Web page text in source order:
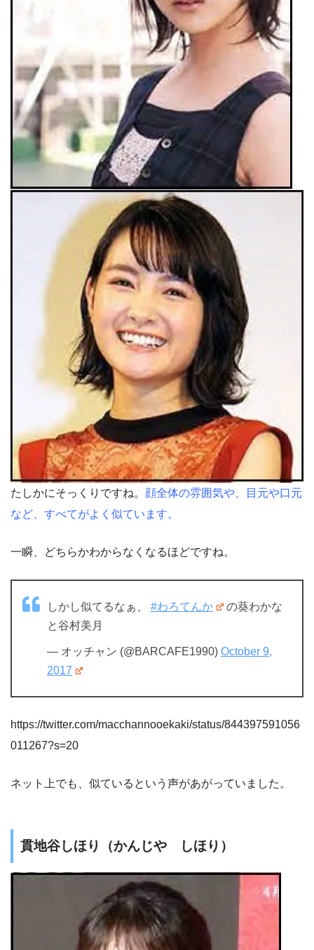
たしかにそっくりですね。 顔全体の雰囲気や、目元や口元
など、すべてがよく似ています。
一瞬、どちらかわからなくなるほどですね。
しかし似てるなぁ、 #わろてんか
の葵わかな
と谷村美月
— オッチャン (@BARCAFE1990) October 9,
2017
https://twitter.com/macchannooekaki/status/844397591056
011267?s=20
ネット上でも、似ているという声があがっていました。
貫地谷しほり（かんじや しほり）